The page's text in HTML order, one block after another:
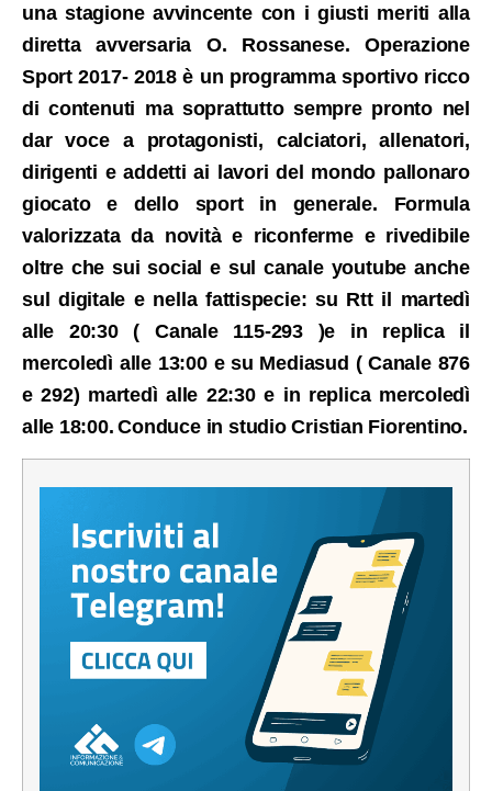
una stagione avvincente con i giusti meriti alla
diretta avversaria O. Rossanese. Operazione
Sport 2017- 2018 è un programma sportivo ricco
di contenuti ma soprattutto sempre pronto nel
dar voce a protagonisti, calciatori, allenatori,
dirigenti e addetti ai lavori del mondo pallonaro
giocato e dello sport in generale. Formula
valorizzata da novità e riconferme e rivedibile
oltre che sui social e sul canale youtube anche
sul digitale e nella fattispecie: su Rtt il martedì
alle 20:30 ( Canale 115-293 )e in replica il
mercoledì alle 13:00 e su Mediasud ( Canale 876
e 292) martedì alle 22:30 e in replica mercoledì
alle 18:00. Conduce in studio Cristian Fiorentino.